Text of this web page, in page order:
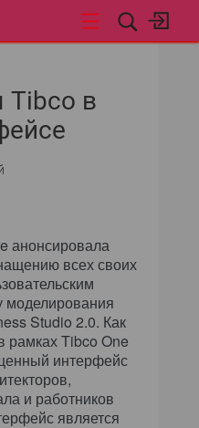
Tibco в
анонсировала
всех своих
моделирования
Studio 2.0. Как
рамках Tibco One
интерфейс
и работников
является